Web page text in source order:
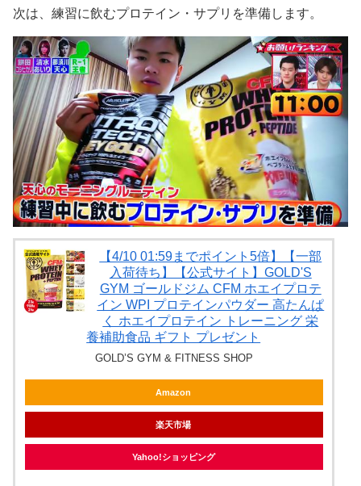
次は、練習に飲むプロテイン・サプリを準備します。
【4/10 01:59までポイント5倍】【一部
入荷待ち】【公式サイト】GOLD'S
GYM ゴールドジム CFM ホエイプロテ
イン WPI プロテインパウダー 高たんぱ
く ホエイプロテイン トレーニング 栄
養補助食品 ギフト プレゼント
GOLD’S GYM & FITNESS SHOP
Amazon
楽天市場
Yahoo!ショッピング